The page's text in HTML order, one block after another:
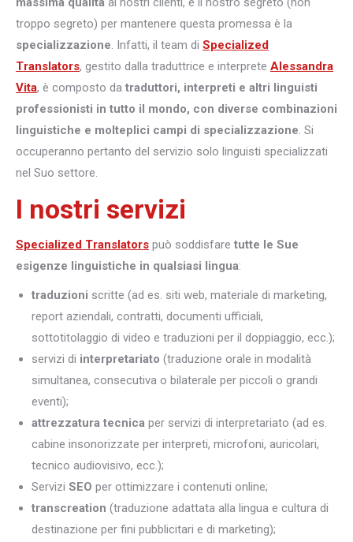
troppo segreto) per mantenere questa promessa è la
specializzazione. Infatti, il team di Specialized
Translators, gestito dalla traduttrice e interprete Alessandra
Vita, è composto da traduttori, interpreti e altri linguisti
professionisti in tutto il mondo, con diverse combinazioni
linguistiche e molteplici campi di specializzazione. Si
occuperanno pertanto del servizio solo linguisti specializzati
nel Suo settore.
I nostri servizi
Specialized Translators può soddisfare tutte le Sue
esigenze linguistiche in qualsiasi lingua:
traduzioni scritte (ad es. siti web, materiale di marketing,
report aziendali, contratti, documenti ufficiali,
sottotitolaggio di video e traduzioni per il doppiaggio, ecc.);
servizi di interpretariato (traduzione orale in modalità
simultanea, consecutiva o bilaterale per piccoli o grandi
eventi);
attrezzatura tecnica per servizi di interpretariato (ad es.
cabine insonorizzate per interpreti, microfoni, auricolari,
tecnico audiovisivo, ecc.);
Servizi SEO per ottimizzare i contenuti online;
transcreation (traduzione adattata alla lingua e cultura di
destinazione per fini pubblicitari e di marketing);